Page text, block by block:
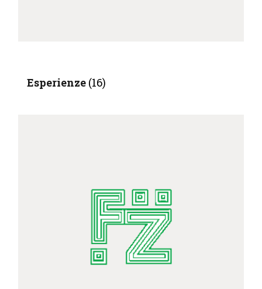
Esperienze (16)